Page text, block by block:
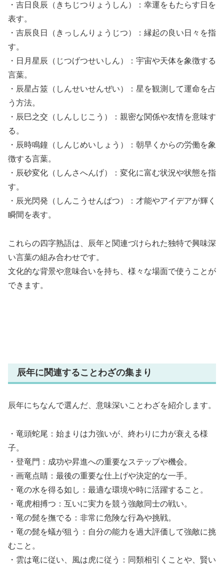
・吉日良辰（きちじつりょうしん）：幸運をもたらす日を
表す。
・吉辰良日（きっしんりょうじつ）：縁起の良い日々を指
す。
・日月星辰（じつげつせいしん）：宇宙や天体を象徴する
言葉。
・辰星占筮（しんせいせんぜい）：星を観測して運命を占
う方法。
・辰巳之交（しんしじこう）：親密な関係や友情を意味す
る。
・辰時鳴鐘（しんじめいしょう）：朝早くからの労働を象
徴する言葉。
・辰砂変化（しんさへんげ）：変化に富む状況や状態を指
す。
・辰光閃発（しんこうせんぱつ）：才能やアイデアが輝く
瞬間を表す。
これらの四字熟語は、辰年と関連づけられた独特で興味深
い言葉の組み合わせです。
文化的な背景や意味合いを持ち、様々な場面で使うことが
できます。
辰年に関連することわざの集まり
辰年にちなんで選んだ、意味深いことわざを紹介します。
・竜頭蛇尾：始まりは力強いが、終わりに力が衰える様
子。
・登竜門：成功や昇進への重要なステップや機会。
・画竜点睛：最後の重要な仕上げや決定的な一手。
・竜の水を得る如し：最適な環境や時に活躍すること。
・竜虎相搏つ：互いに実力を競う強敵同士の戦い。
・竜の髭を撫でる：非常に危険な行為や挑戦。
・竜の髭を蟻が狙う：自分の能力を過大評価して強敵に挑
むこと。
・雲は竜に従い、風は虎に従う：同類相引くことや、賢い